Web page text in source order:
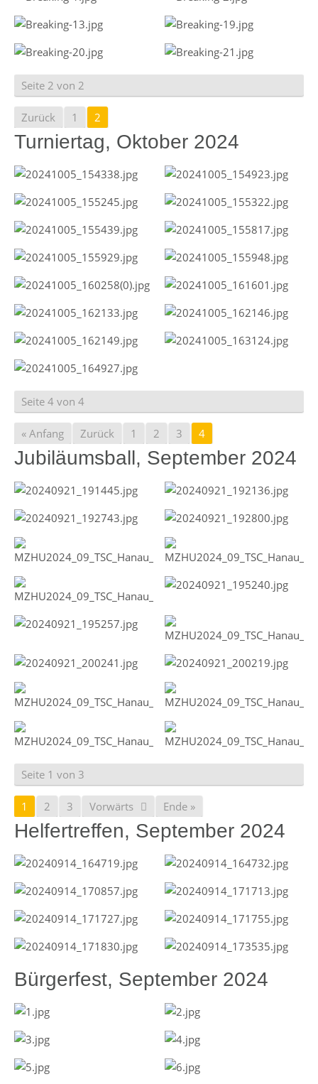
Seite 2 von 2
Zurück 1 2
Turniertag, Oktober 2024
Seite 4 von 4
« Anfang Zurück 1 2 3 4
Jubiläumsball, September 2024
Seite 1 von 3
1 2 3 Vorwärts Ende »
Helfertreffen, September 2024
Bürgerfest, September 2024